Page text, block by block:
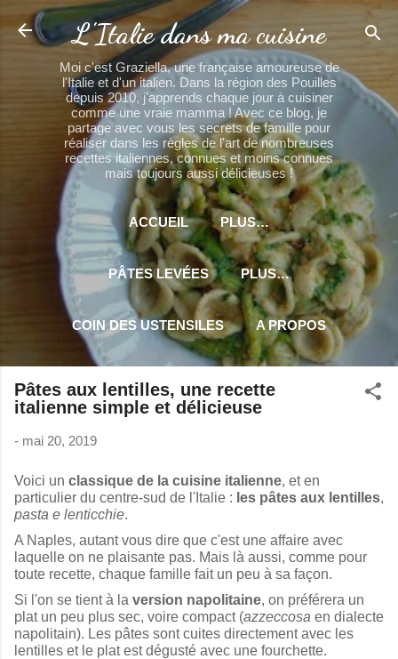
Accéder au contenu principal
L'Italie dans ma cuisine
Moi c'est Graziella, une française amoureuse de
l'Italie et d'un italien. Dans la région des Pouilles
depuis 2010, j'apprends chaque jour à cuisiner
comme une vraie mamma ! Avec ce blog, je
partage avec vous les secrets de famille pour
réaliser dans les règles de l'art de nombreuses
recettes italiennes, connues et moins connues
mais toujours aussi délicieuses !
ACCUEIL PLUS…
PÂTES LEVÉES PLUS…
COIN DES USTENSILES A PROPOS
PLUS… MES PARTENAIRES
Pâtes aux lentilles, une recette
italienne simple et délicieuse
- mai 20, 2019
Voici un classique de la cuisine italienne, et en
particulier du centre-sud de l'Italie : les pâtes aux lentilles,
pasta e lenticchie.
A Naples, autant vous dire que c'est une affaire avec
laquelle on ne plaisante pas. Mais là aussi, comme pour
toute recette, chaque famille fait un peu à sa façon.
Si l'on se tient à la version napolitaine, on préférera un
plat un peu plus sec, voire compact (azzeccosa en dialecte
napolitain). Les pâtes sont cuites directement avec les
lentilles et le plat est dégusté avec une fourchette.